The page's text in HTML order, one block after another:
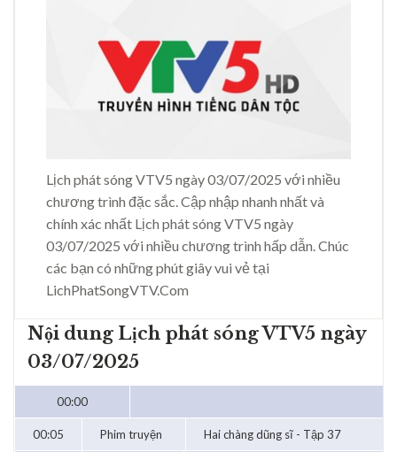
Lịch phát sóng VTV5 ngày 03/07/2025 với nhiều
chương trình đặc sắc. Cập nhập nhanh nhất và
chính xác nhất Lịch phát sóng VTV5 ngày
03/07/2025 với nhiều chương trình hấp dẫn. Chúc
các bạn có những phút giây vui vẻ tại
LichPhatSongVTV.Com
Nội dung Lịch phát sóng VTV5 ngày
03/07/2025
00:00
00:05 Phim truyện Hai chàng dũng sĩ - Tập 37